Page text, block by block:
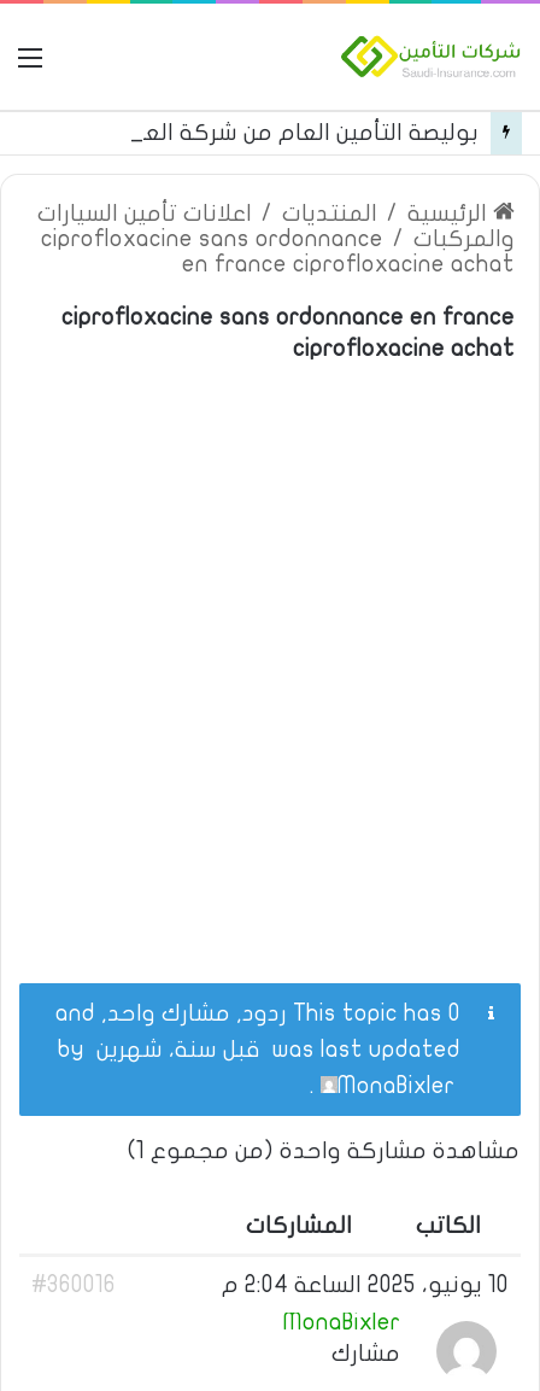
الرئيسية / المنتديات /
اعلانات تأمين السيارات
والمركبات /
ciprofloxacine sans ordonnance
en france ciprofloxacine achat
ciprofloxacine sans ordonnance en france
ciprofloxacine achat
This topic has 0 ردود, مشارك واحد, and
was last updated قبل سنة، شهرين
MonaBixler
.
مشاهدة مشاركة واحدة (من مجموع 1)
الكاتب المشاركات
10 يونيو، 2025 الساعة 2:04 م
#360016
MonaBixler
مشارك